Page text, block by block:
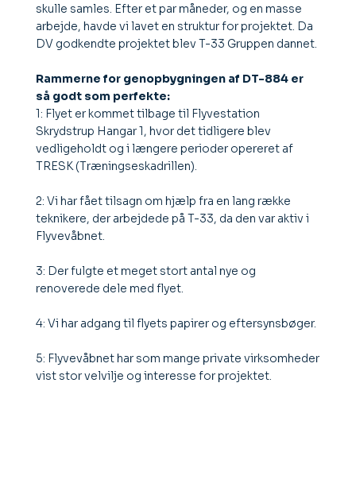
skulle samles. Efter et par måneder, og en masse
arbejde, havde vi lavet en struktur for projektet. Da
DV godkendte projektet blev T-33 Gruppen dannet.
Rammerne for genopbygningen af DT-884 er
så godt som perfekte:
1: Flyet er kommet tilbage til Flyvestation
Skrydstrup Hangar 1, hvor det tidligere blev
vedligeholdt og i længere perioder opereret af
TRESK (Træningseskadrillen).
2: Vi har fået tilsagn om hjælp fra en lang række
teknikere, der arbejdede på T-33, da den var aktiv i
Flyvevåbnet.
3: Der fulgte et meget stort antal nye og
renoverede dele med flyet.
4: Vi har adgang til flyets papirer og eftersynsbøger.
5: Flyvevåbnet har som mange private virksomheder
vist stor velvilje og interesse for projektet.